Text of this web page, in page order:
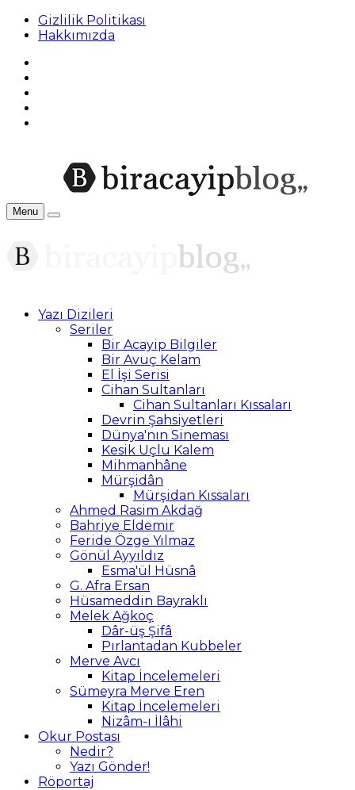
Gizlilik Politikası
Hakkımızda
Menu
Yazı Dizileri
Seriler
Bir Acayip Bilgiler
Bir Avuç Kelam
El İşi Serisi
Cihan Sultanları
Cihan Sultanları Kıssaları
Devrin Şahsiyetleri
Dünya'nın Sineması
Kesik Uçlu Kalem
Mihmanhâne
Mürşidân
Mürşidan Kıssaları
Ahmed Rasim Akdağ
Bahriye Eldemir
Feride Özge Yılmaz
Gönül Ayyıldız
Esma'ül Hüsnâ
G. Afra Ersan
Hüsameddin Bayraklı
Melek Ağkoç
Dâr-üş Şifâ
Pırlantadan Kubbeler
Merve Avcı
Kitap İncelemeleri
Sümeyra Merve Eren
Kitap İncelemeleri
Nizâm-ı İlâhi
Okur Postası
Nedir?
Yazı Gönder!
Röportaj